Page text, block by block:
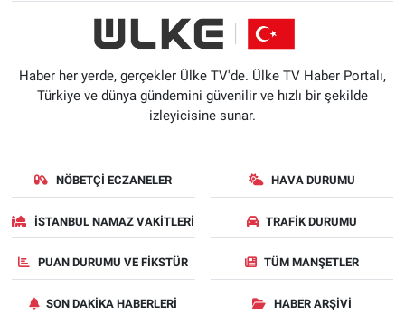
Haber her yerde, gerçekler Ülke TV'de. Ülke TV Haber Portalı,
Türkiye ve dünya gündemini güvenilir ve hızlı bir şekilde
izleyicisine sunar.
NÖBETÇI ECZANELER HAVA DURUMU
İSTANBUL NAMAZ VAKITLERI TRAFIK DURUMU
PUAN DURUMU VE FIKSTÜR TÜM MANŞETLER
SON DAKIKA HABERLERI HABER ARŞIVI